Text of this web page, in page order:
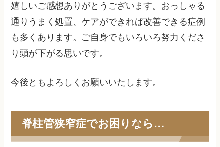
嬉しいご感想ありがとうございます。おっしゃる
通りうまく処置、ケアができれば改善できる症例
も多くあります。ご自身でもいろいろ努力くださ
り頭が下がる思いです。
今後ともよろしくお願いいたします。
脊柱管狭窄症でお困りなら…